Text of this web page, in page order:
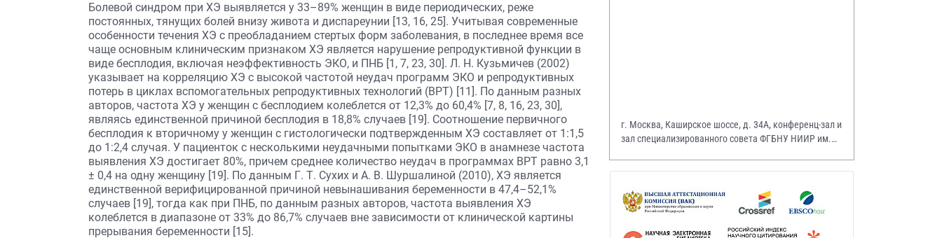
Болевой синдром при ХЭ выявляется у 33–89% женщин в виде периодических, реже
постоянных, тянущих болей внизу живота и диспареунии [13, 16, 25]. Учитывая современные
особенности течения ХЭ с преобладанием стертых форм заболевания, в последнее время все
чаще основным клиническим признаком ХЭ является нарушение репродуктивной функции в
виде бесплодия, включая неэффективность ЭКО, и ПНБ [1, 7, 23, 30]. Л. Н. Кузьмичев (2002)
указывает на корреляцию ХЭ с высокой частотой неудач программ ЭКО и репродуктивных
потерь в циклах вспомогательных репродуктивных технологий (ВРТ) [11]. По данным разных
авторов, частота ХЭ у женщин с бесплодием колеблется от 12,3% до 60,4% [7, 8, 16, 23, 30],
являясь единственной причиной бесплодия в 18,8% случаев [19]. Соотношение первичного
бесплодия к вторичному у женщин с гистологически подтвержденным ХЭ составляет от 1:1,5
до 1:2,4 случая. У пациенток с несколькими неудачными попытками ЭКО в анамнезе частота
выявления ХЭ достигает 80%, причем среднее количество неудач в программах ВРТ равно 3,1
± 0,4 на одну женщину [19]. По данным Г. Т. Сухих и А. В. Шуршалиной (2010), ХЭ является
единственной верифицированной причиной невынашивания беременности в 47,4–52,1%
случаев [19], тогда как при ПНБ, по данным разных авторов, частота выявления ХЭ
колеблется в диапазоне от 33% до 86,7% случаев вне зависимости от клинической картины
прерывания беременности [15].
г. Москва, Каширское шоссе, д. 34А, конференц-зал и
зал специализированного совета ФГБНУ НИИР им.